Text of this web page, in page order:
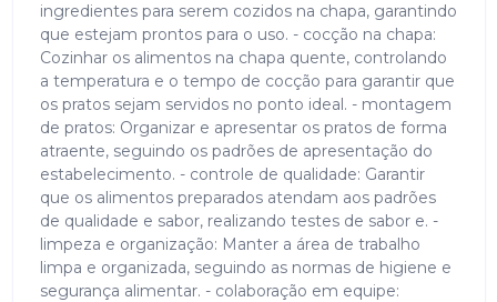
ingredientes para serem cozidos na chapa, garantindo
que estejam prontos para o uso. - cocção na chapa:
Cozinhar os alimentos na chapa quente, controlando
a temperatura e o tempo de cocção para garantir que
os pratos sejam servidos no ponto ideal. - montagem
de pratos: Organizar e apresentar os pratos de forma
atraente, seguindo os padrões de apresentação do
estabelecimento. - controle de qualidade: Garantir
que os alimentos preparados atendam aos padrões
de qualidade e sabor, realizando testes de sabor e. -
limpeza e organização: Manter a área de trabalho
limpa e organizada, seguindo as normas de higiene e
segurança alimentar. - colaboração em equipe: